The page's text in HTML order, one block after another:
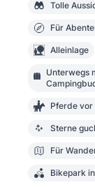
Tolle
Für
Alleinlage
Unterwegs
Pferde vor
Sterne
Für
Bikepark